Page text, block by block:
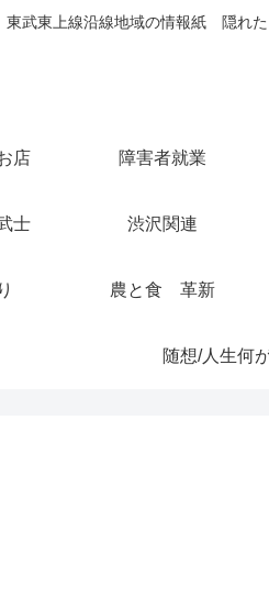
東武東上線沿線地域の情報紙 隠れた
店 障害者就業
士 渋沢関連
農と食 革新